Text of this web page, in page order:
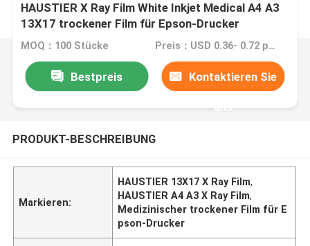
HAUSTIER X Ray Film White Inkjet Medical A4 A3
13X17 trockener Film für Epson-Drucker
MOQ：100 Stücke Preis：USD 0.36- 0.72 per sheet
Bestpreis Kontaktieren Sie
uns
PRODUKT-BESCHREIBUNG
Markieren:
HAUSTIER 13X17 X Ray Film,
HAUSTIER A4 A3 X Ray Film,
Medizinischer trockener Film für E
pson-Drucker